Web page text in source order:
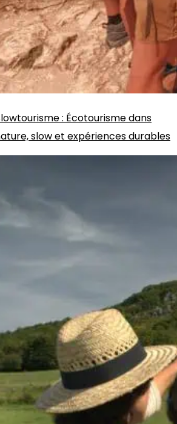
: Écotourisme dans
slow et expériences durables